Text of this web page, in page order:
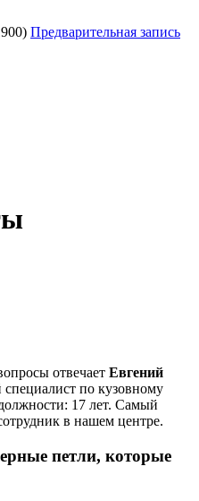
00) Предварительная запись
отвечает Евгений
специалист по кузовному
17 лет. Самый
в нашем центре.
петли, которые